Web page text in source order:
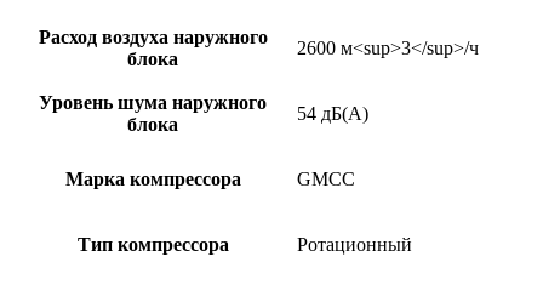
Расход воздуха наружного
блока
2600 м<sup>3</sup>/ч
Уровень шума наружного
блока
54 дБ(А)
Марка компрессора GMCC
Тип компрессора Ротационный